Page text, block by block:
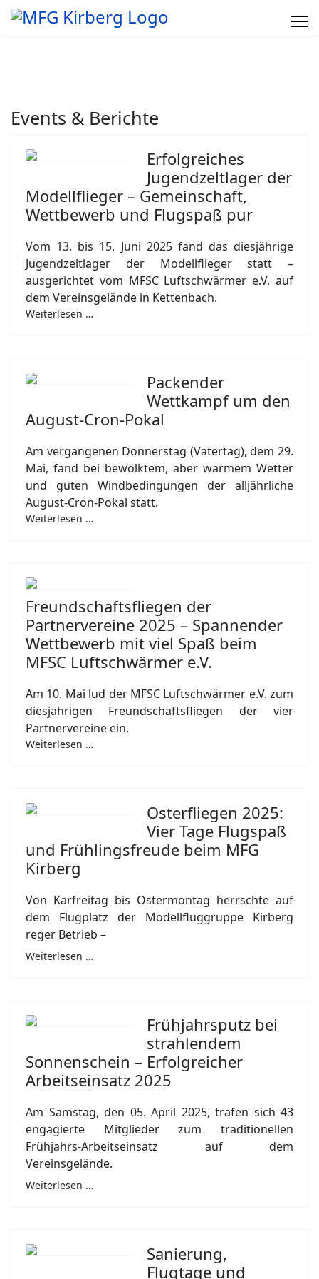
Events & Berichte
Erfolgreiches
Jugendzeltlager der
Modellflieger – Gemeinschaft,
Wettbewerb und Flugspaß pur
Vom 13. bis 15. Juni 2025 fand das diesjährige
Jugendzeltlager der Modellflieger statt –
ausgerichtet vom MFSC Luftschwärmer e.V. auf
dem Vereinsgelände in Kettenbach.
Weiterlesen …
Packender
Wettkampf um den
August-Cron-Pokal
Am vergangenen Donnerstag (Vatertag), dem 29.
Mai, fand bei bewölktem, aber warmem Wetter
und guten Windbedingungen der alljährliche
August-Cron-Pokal statt.
Weiterlesen …
Freundschaftsfliegen der
Partnervereine 2025 – Spannender
Wettbewerb mit viel Spaß beim
MFSC Luftschwärmer e.V.
Am 10. Mai lud der MFSC Luftschwärmer e.V. zum
diesjährigen Freundschaftsfliegen der vier
Partnervereine ein.
Weiterlesen …
Osterfliegen 2025:
Vier Tage Flugspaß
und Frühlingsfreude beim MFG
Kirberg
Von Karfreitag bis Ostermontag herrschte auf
dem Flugplatz der Modellfluggruppe Kirberg
reger Betrieb –
Weiterlesen …
Frühjahrsputz bei
strahlendem
Sonnenschein – Erfolgreicher
Arbeitseinsatz 2025
Am Samstag, den 05. April 2025, trafen sich 43
engagierte Mitglieder zum traditionellen
Frühjahrs-Arbeitseinsatz auf dem
Vereinsgelände.
Weiterlesen …
Sanierung,
Flugtage und